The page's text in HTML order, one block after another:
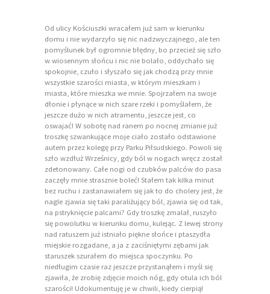
Od ulicy Kościuszki wracałem już sam w kierunku
domu i nie wydarzyło się nic nadzwyczajnego, ale ten
pomyślunek był ogromnie błędny, bo przecież się szło
w wiosennym słońcu i nic nie bolało, oddychało się
spokojnie, czuło i słyszało się jak chodzą przy mnie
wszystkie szarości miasta, w którym mieszkam i
miasta, które mieszka we mnie. Spojrzałem na swoje
dłonie i płynące w nich szare rzeki i pomyślałem, że
jeszcze dużo w nich atramentu, jeszcze jest, co
oswajać! W sobotę nad ranem po nocnej zmianie już
troszkę szwankujące moje ciało zostało odstawione
autem przez kolegę przy Parku Piłsudskiego. Powoli się
szło wzdłuż Wrześnicy, gdy ból w nogach wręcz został
zdetonowany. Całe nogi od czubków palców do pasa
zaczęły mnie strasznie boleć! Stałem tak kilka minut
bez ruchu i zastanawiałem się jak to do cholery jest, że
nagle zjawia się taki paraliżujący ból, zjawia się od tak,
na pstryknięcie palcami? Gdy troszkę zmalał, ruszyło
się powolutku w kierunku domu, kulejąc. Z lewej strony
nad ratuszem już istniało piękne słońce i ptaszydła
miejskie rozgadane, a ja z zaciśniętymi zębami jak
staruszek szurałem do miejsca spoczynku. Po
niedługim czasie raz jeszcze przystanąłem i myśl się
zjawiła, że zrobię zdjęcie moich nóg, gdy otula ich ból
szarości! Udokumentuję je w chwili, kiedy cierpią!